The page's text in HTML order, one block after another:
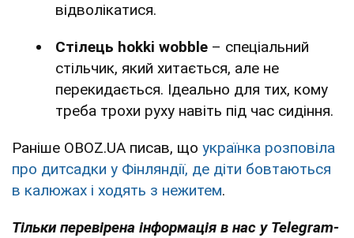
відволікатися.
Стілець hokki wobble – спеціальний
стільчик, який хитається, але не
перекидається. Ідеально для тих, кому
треба трохи руху навіть під час сидіння.
Раніше OBOZ.UA писав, що українка розповіла
про дитсадки у Фінляндії, де діти бовтаються
в калюжах і ходять з нежитем.
Тільки перевірена інформація в нас у Telegram-